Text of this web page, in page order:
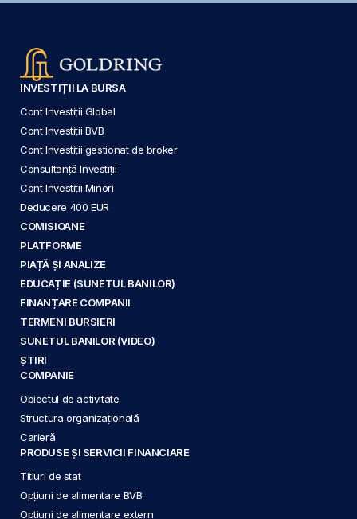
INVESTIȚII LA BURSA
Cont Investiții Global
Cont Investiții BVB
Cont Investiții gestionat de broker
Consultanță Investiții
Cont Investiții Minori
Deducere 400 EUR
COMISIOANE
PLATFORME
PIAȚĂ ȘI ANALIZE
EDUCAȚIE (SUNETUL BANILOR)
FINANȚARE COMPANII
TERMENI BURSIERI
SUNETUL BANILOR (VIDEO)
ȘTIRI
COMPANIE
Obiectul de activitate
Structura organizațională
Carieră
PRODUSE ȘI SERVICII FINANCIARE
Titluri de stat
Opțiuni de alimentare BVB
Opțiuni de alimentare extern